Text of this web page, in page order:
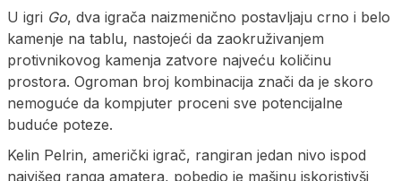
U igri Go, dva igrača naizmenično postavljaju crno i belo
kamenje na tablu, nastojeći da zaokruživanjem
protivnikovog kamenja zatvore najveću količinu
prostora. Ogroman broj kombinacija znači da je skoro
nemoguće da kompjuter proceni sve potencijalne
buduće poteze.
Kelin Pelrin, američki igrač, rangiran jedan nivo ispod
najvišeg ranga amatera, pobedio je mašinu iskoristivši